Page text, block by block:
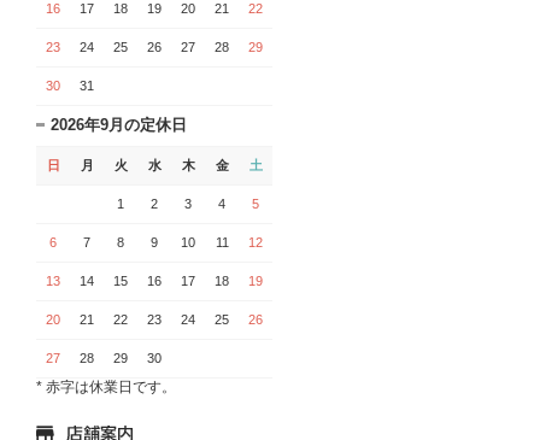
16 17 18 19 20 21 22
23 24 25 26 27 28 29
30 31
2026年9月の定休日
日 月 火 水 木 金 土
1 2 3 4 5
6 7 8 9 10 11 12
13 14 15 16 17 18 19
20 21 22 23 24 25 26
27 28 29 30
* 赤字は休業日です。